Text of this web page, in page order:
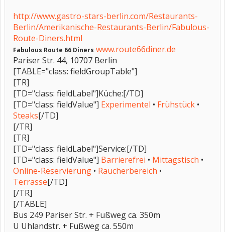
http://www.gastro-stars-berlin.com/Restaurants-
Berlin/Amerikanische-Restaurants-Berlin/Fabulous-
Route-Diners.html
Fabulous Route 66 Diners www.route66diner.de
Pariser Str. 44, 10707 Berlin
[TABLE="class: fieldGroupTable"]
[TR]
[TD="class: fieldLabel"]Küche:[/TD]
[TD="class: fieldValue"] Experimentel • Frühstück •
Steaks[/TD]
[/TR]
[TR]
[TD="class: fieldLabel"]Service:[/TD]
[TD="class: fieldValue"] Barrierefrei • Mittagstisch •
Online-Reservierung • Raucherbereich •
Terrasse[/TD]
[/TR]
[/TABLE]
Bus 249 Pariser Str. + Fußweg ca. 350m
U Uhlandstr. + Fußweg ca. 550m